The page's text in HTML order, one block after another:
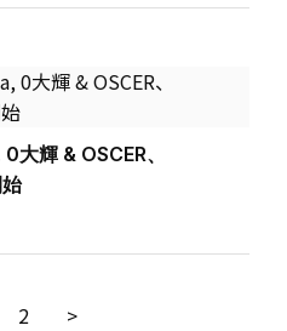
大輝 & OSCER、
2 >